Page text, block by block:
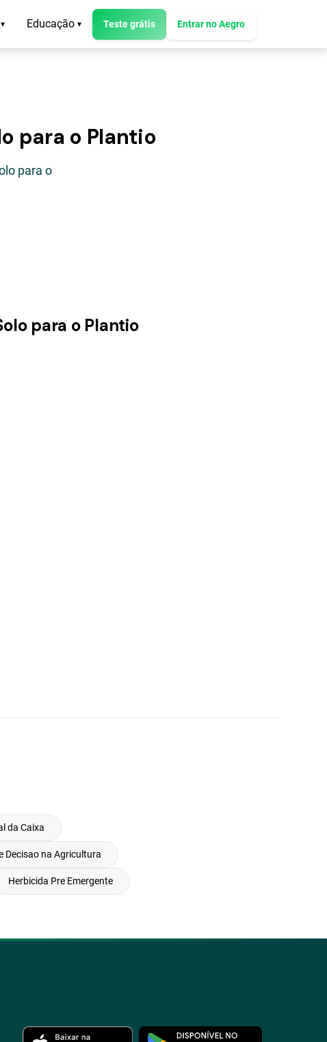
▾ Educação ▾ Teste grátis Entrar no Aegro
para o Plantio
para o
para o Plantio
da Caixa
Decisao na Agricultura
Herbicida Pre Emergente